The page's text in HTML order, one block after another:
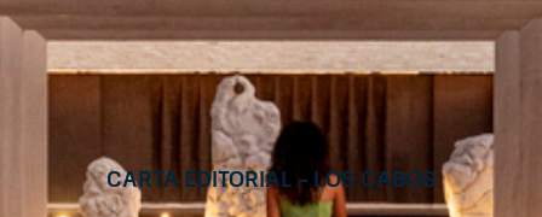
CARTA EDITORIAL – Los Cabos